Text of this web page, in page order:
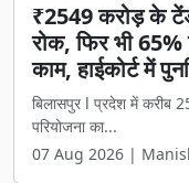
₹2549 करोड़ के
रोक, फिर भी 65%
काम, हाईकोर्ट में
बिलासपुर l प्रदेश में करीब
परियोजना का...
07 Aug 2026 |